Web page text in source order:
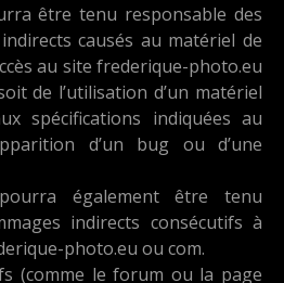
être tenu responsable des
causés au matériel de
au site frederique-photo.eu
de l’utilisation d’un matériel
spécifications indiquées au
d’un bug ou d’une
également être tenu
indirects consécutifs à
photo.eu ou com.
(comme le forum ou la page